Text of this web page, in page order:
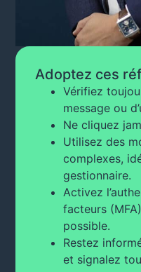
Adoptez ces
Vérifiez
message ou
Ne cliquez
Utilisez des
complexes,
gestionnaire.
Activez
facteurs
possible.
Restez
et signalez